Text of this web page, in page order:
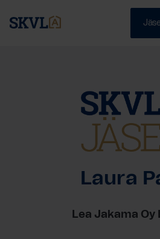
Laura
Lea Jakama Oy